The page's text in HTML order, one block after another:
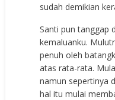
sudah demikian
Santi pun tanggap
kemaluanku.
penuh oleh
atas rata-rata.
namun sepertinya
hal itu mulai